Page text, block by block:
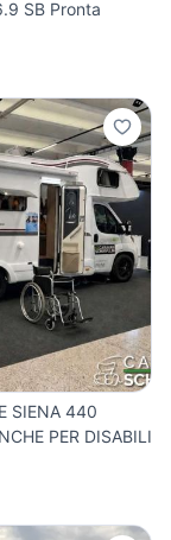
SB Pronta
SIENA 440
PER DISABILI